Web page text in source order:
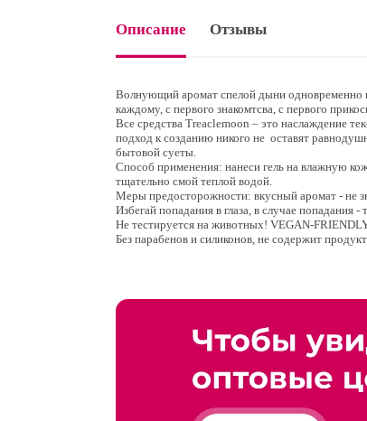
Описание Отзывы
Волнующий аромат спелой дыни одновременно
каждому, с первого знакомтсва, с первого
Все средства Treaclemoon – это наслаждение
подход к созданию никого не оставят
бытовой суеты.
Способ применения: нанеси гель на влажную
тщательно смой теплой водой.
Меры предосторожности: вкусный аромат - не
Избегай попадания в глаза, в случае попадания
Не тестируется на животных! VEGAN-
Без парабенов и силиконов, не содержит